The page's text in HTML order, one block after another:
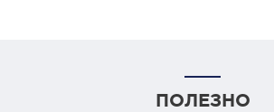
ПОЛЕЗНО